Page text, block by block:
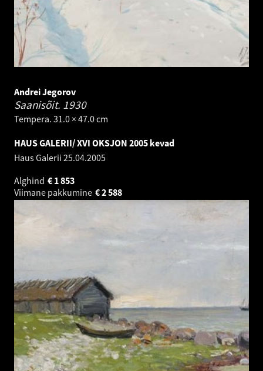
Andrei Jegorov
Saanisõit. 1930
Tempera. 31.0 × 47.0 cm
HAUS GALERII/ XVI OKSJON 2005 kevad
Haus Galerii 25.04.2005
Alghind
1 853
€
Viimane pakkumine
2 588
€